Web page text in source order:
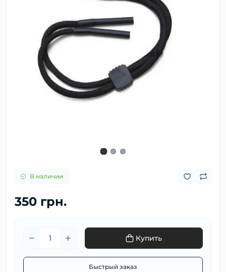
В наличии
350 грн.
Купить
Быстрый заказ